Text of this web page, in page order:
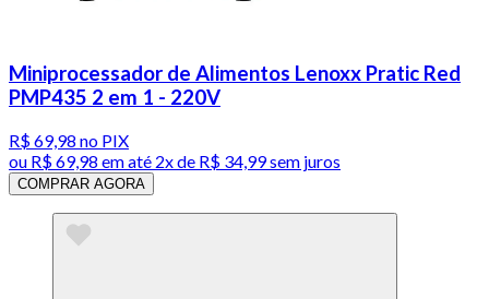
Miniprocessador de Alimentos Lenoxx Pratic Red
PMP435 2 em 1 - 220V
R$ 69,98 no PIX
ou R$ 69,98 em até 2x de R$ 34,99 sem juros
COMPRAR AGORA